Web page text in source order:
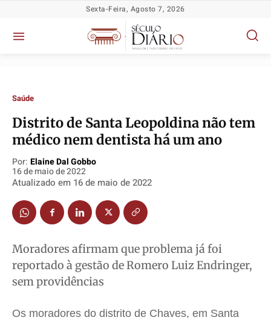
Socioeconômicas
TV Século
Justiça
Educação
Meio Ambiente
Saúde
Direitos
Socioeconômicas
TV Século
Justiça
Educação
Meio Ambiente
Saúde
Direitos
Socioeconômicas
TV Século
Justiça
Educação
Meio Ambiente
Saúde
Direitos
Socioeconômicas
TV Século
Justiça
Educação
Meio Ambiente
Saúde
Direitos
Sexta-Feira, Agosto 7, 2026
Saúde
​Distrito de Santa Leopoldina não tem
médico nem dentista há um ano
Por: Elaine Dal Gobbo
16 de maio de 2022
Atualizado em 16 de maio de 2022
Moradores afirmam que problema já foi
reportado à gestão de Romero Luiz Endringer,
sem providências
Os moradores do distrito de Chaves, em Santa